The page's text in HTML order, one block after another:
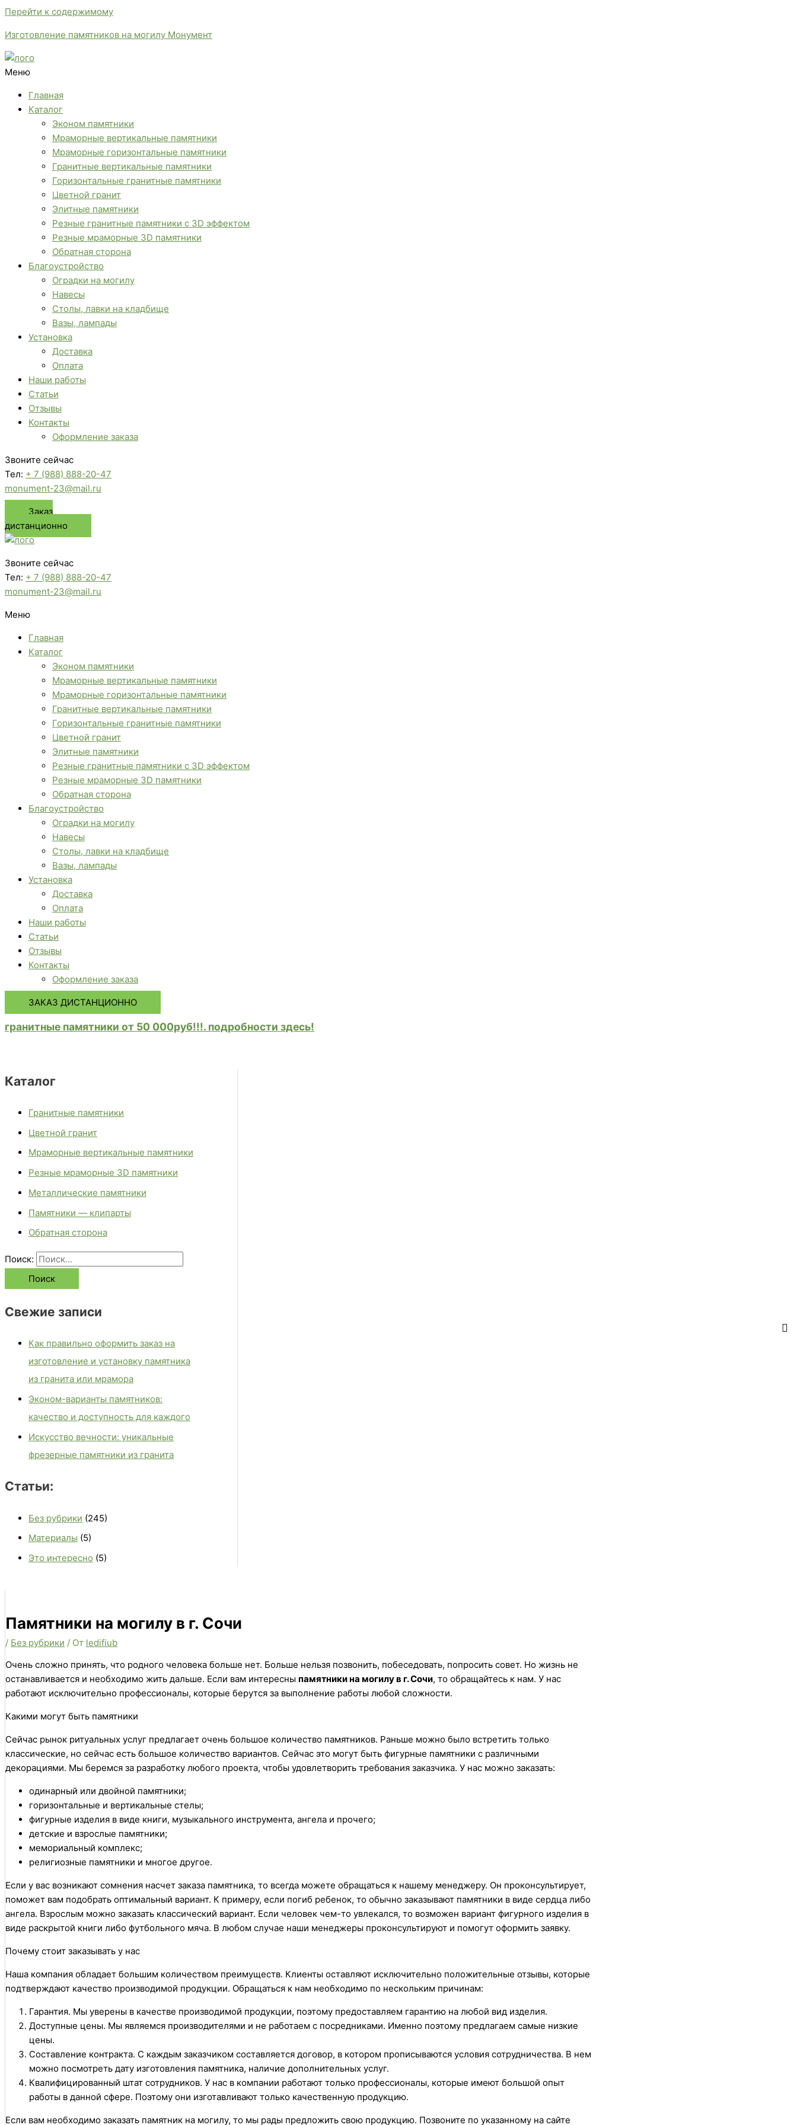
Перейти к содержимому
Изготовление памятников на могилу Монумент
Меню
Главная
Каталог
Эконом памятники
Мраморные вертикальные памятники
Мраморные горизонтальные памятники
Гранитные вертикальные памятники
Горизонтальные гранитные памятники
Цветной гранит
Элитные памятники
Резные гранитные памятники с 3D эффектом
Резные мраморные 3D памятники
Обратная сторона
Благоустройство
Оградки на могилу
Навесы
Столы, лавки на кладбище
Вазы, лампады
Установка
Доставка
Оплата
Наши работы
Статьи
Отзывы
Контакты
Оформление заказа
Звоните сейчас
Тел: + 7 (988) 888-20-47
monument-23@mail.ru
Заказ
дистанционно
Звоните сейчас
Тел: + 7 (988) 888-20-47
monument-23@mail.ru
Меню
Главная
Каталог
Эконом памятники
Мраморные вертикальные памятники
Мраморные горизонтальные памятники
Гранитные вертикальные памятники
Горизонтальные гранитные памятники
Цветной гранит
Элитные памятники
Резные гранитные памятники с 3D эффектом
Резные мраморные 3D памятники
Обратная сторона
Благоустройство
Оградки на могилу
Навесы
Столы, лавки на кладбище
Вазы, лампады
Установка
Доставка
Оплата
Наши работы
Статьи
Отзывы
Контакты
Оформление заказа
ЗАКАЗ ДИСТАНЦИОННО
гранитные памятники от 50 000руб!!!. подробности здесь!
Каталог
Гранитные памятники
Цветной гранит
Мраморные вертикальные памятники
Резные мраморные 3D памятники
Металлические памятники
Памятники — клипарты
Обратная сторона
Поиск:
Свежие записи
Как правильно оформить заказ на
изготовление и установку памятника
из гранита или мрамора
Эконом-варианты памятников:
качество и доступность для каждого
Искусство вечности: уникальные
фрезерные памятники из гранита
Статьи:
Без рубрики (245)
Материалы (5)
Это интересно (5)
Памятники на могилу в г. Сочи
/ Без рубрики / От ledifiub
Очень сложно принять, что родного человека больше нет. Больше нельзя позвонить, побеседовать, попросить совет. Но жизнь не
останавливается и необходимо жить дальше. Если вам интересны памятники на могилу в г. Сочи, то обращайтесь к нам. У нас
работают исключительно профессионалы, которые берутся за выполнение работы любой сложности.
Какими могут быть памятники
Сейчас рынок ритуальных услуг предлагает очень большое количество памятников. Раньше можно было встретить только
классические, но сейчас есть большое количество вариантов. Сейчас это могут быть фигурные памятники с различными
декорациями. Мы беремся за разработку любого проекта, чтобы удовлетворить требования заказчика. У нас можно заказать:
одинарный или двойной памятники;
горизонтальные и вертикальные стелы;
фигурные изделия в виде книги, музыкального инструмента, ангела и прочего;
детские и взрослые памятники;
мемориальный комплекс;
религиозные памятники и многое другое.
Если у вас возникают сомнения насчет заказа памятника, то всегда можете обращаться к нашему менеджеру. Он проконсультирует,
поможет вам подобрать оптимальный вариант. К примеру, если погиб ребенок, то обычно заказывают памятники в виде сердца либо
ангела. Взрослым можно заказать классический вариант. Если человек чем-то увлекался, то возможен вариант фигурного изделия в
виде раскрытой книги либо футбольного мяча. В любом случае наши менеджеры проконсультируют и помогут оформить заявку.
Почему стоит заказывать у нас
Наша компания обладает большим количеством преимуществ. Клиенты оставляют исключительно положительные отзывы, которые
подтверждают качество производимой продукции. Обращаться к нам необходимо по нескольким причинам:
Гарантия. Мы уверены в качестве производимой продукции, поэтому предоставляем гарантию на любой вид изделия.
Доступные цены. Мы являемся производителями и не работаем с посредниками. Именно поэтому предлагаем самые низкие
цены.
Составление контракта. С каждым заказчиком составляется договор, в котором прописываются условия сотрудничества. В нем
можно посмотреть дату изготовления памятника, наличие дополнительных услуг.
Квалифицированный штат сотрудников. У нас в компании работают только профессионалы, которые имеют большой опыт
работы в данной сфере. Поэтому они изготавливают только качественную продукцию.
Если вам необходимо заказать памятник на могилу, то мы рады предложить свою продукцию. Позвоните по указанному на сайте